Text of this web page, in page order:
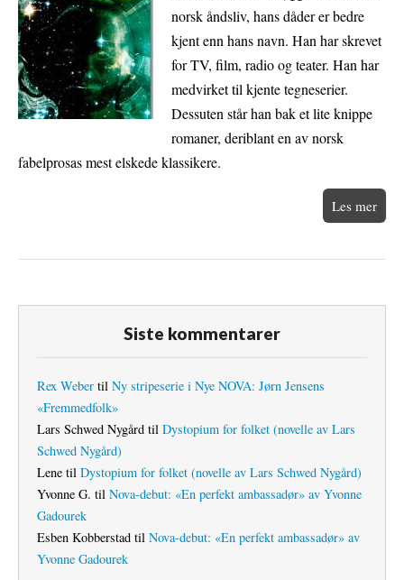
norsk åndsliv, hans dåder er bedre
kjent enn hans navn. Han har skrevet
for TV, film, radio og teater. Han har
medvirket til kjente tegneserier.
Dessuten står han bak et lite knippe
romaner, deriblant en av norsk
fabelprosas mest elskede klassikere.
Les mer
Siste kommentarer
Rex Weber til Ny stripeserie i Nye NOVA: Jørn Jensens
«Fremmedfolk»
Lars Schwed Nygård til Dystopium for folket (novelle av Lars
Schwed Nygård)
Lene til Dystopium for folket (novelle av Lars Schwed Nygård)
Yvonne G. til Nova-debut: «En perfekt ambassadør» av Yvonne
Gadourek
Esben Kobberstad til Nova-debut: «En perfekt ambassadør» av
Yvonne Gadourek